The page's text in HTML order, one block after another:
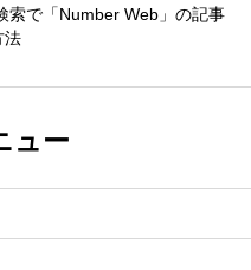
索で「Number Web」の記事
法
ュー